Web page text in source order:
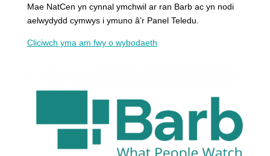
Mae NatCen yn cynnal ymchwil ar ran Barb ac yn nodi
aelwydydd cymwys i ymuno â’r Panel Teledu.
Cliciwch yma am fwy o wybodaeth